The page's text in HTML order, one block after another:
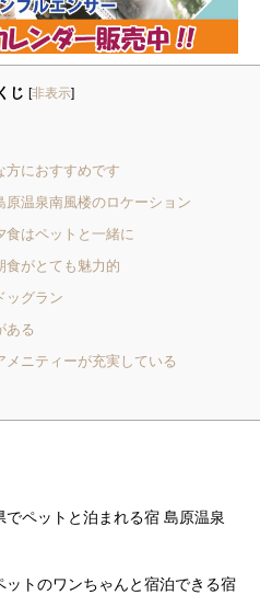
じ [非表示]
におすすめです
温泉南風楼のロケーション
はペットと一緒に
がとても魅力的
ッグラン
ある
ニティーが充実している
ペットと泊まれる宿 島原温泉
トのワンちゃんと宿泊できる宿